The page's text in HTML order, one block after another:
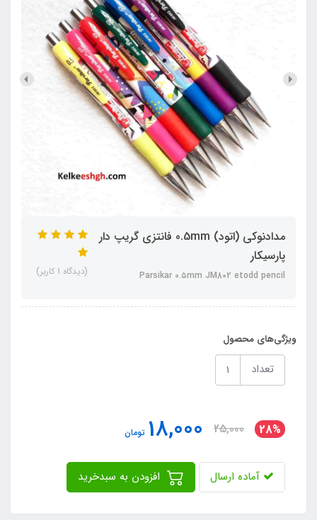
مدادنوکی (اتود) 0.5mm فانتزی گریپ‏ دار
پارسیکار
Parsikar 0.۵mm JM802 etodd pencil (دیدگاه 1 کاربر)
ویژگی‌های محصول
تعداد
28%
25,000
18,000 تومان
آماده ارسال